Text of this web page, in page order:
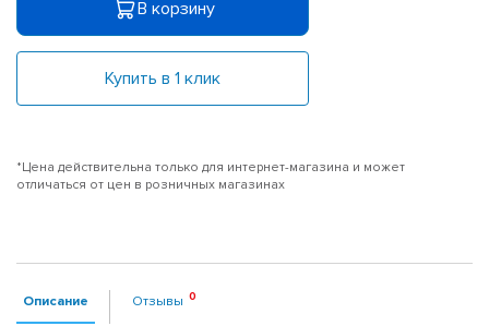
В корзину
Купить в 1 клик
*Цена действительна только для интернет-магазина и может
отличаться от цен в розничных магазинах
Описание Отзывы